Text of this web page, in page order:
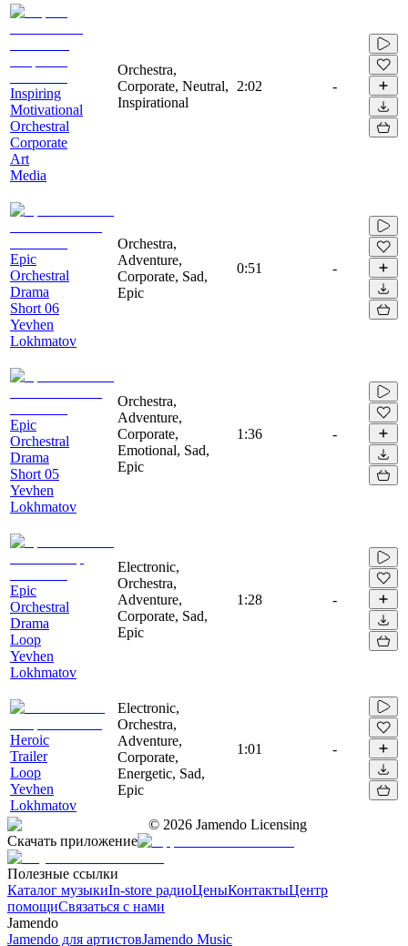
Inspiring
Motivational
Orchestral
Corporate
Art
Media
Orchestra,
Corporate, Neutral,
Inspirational
2:02 -
Epic
Orchestral
Drama
Short 06
Yevhen
Lokhmatov
Orchestra,
Adventure,
Corporate, Sad,
Epic
0:51 -
Epic
Orchestral
Drama
Short 05
Yevhen
Lokhmatov
Orchestra,
Adventure,
Corporate,
Emotional, Sad,
Epic
1:36 -
Epic
Orchestral
Drama
Loop
Yevhen
Lokhmatov
Electronic,
Orchestra,
Adventure,
Corporate, Sad,
Epic
1:28 -
Heroic
Trailer
Loop
Yevhen
Lokhmatov
Electronic,
Orchestra,
Adventure,
Corporate,
Energetic, Sad,
Epic
1:01 -
© 2026 Jamendo Licensing
Скачать приложение
Полезные ссылки
Каталог музыкиIn-store радиоЦеныКонтактыЦентр
помощиСвязаться с нами
Jamendo
Jamendo для артистовJamendo Music